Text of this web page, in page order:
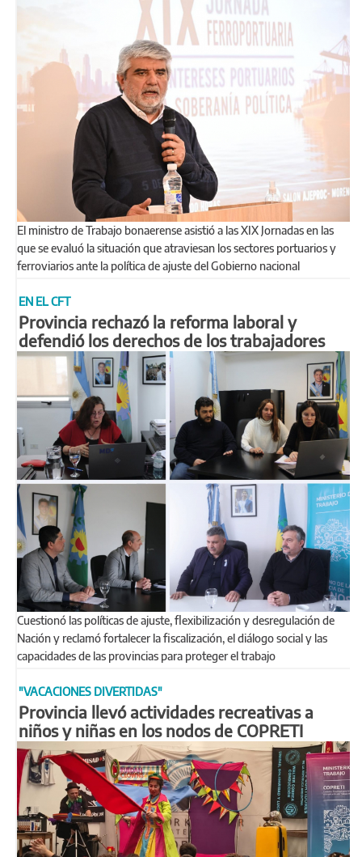
El ministro de Trabajo bonaerense asistió a las XIX Jornadas en las
que se evaluó la situación que atraviesan los sectores portuarios y
ferroviarios ante la política de ajuste del Gobierno nacional
EN EL CFT
Provincia rechazó la reforma laboral y
defendió los derechos de los trabajadores
Cuestionó las políticas de ajuste, flexibilización y desregulación de
Nación y reclamó fortalecer la fiscalización, el diálogo social y las
capacidades de las provincias para proteger el trabajo
"VACACIONES DIVERTIDAS"
Provincia llevó actividades recreativas a
niños y niñas en los nodos de COPRETI